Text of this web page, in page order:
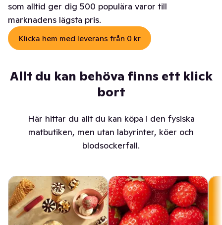
som alltid ger dig 500 populära varor till
marknadens lägsta pris.
Klicka hem med leverans från 0 kr
Allt du kan behöva finns ett klick
bort
Här hittar du allt du kan köpa i den fysiska
matbutiken, men utan labyrinter, köer och
blodsockerfall.